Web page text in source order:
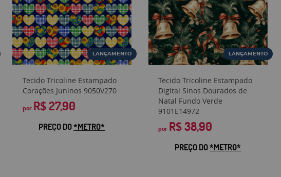
LANÇAMENTO
Tecido Tricoline Estampado
Corações Juninos 9050V270
por R$ 27,90
PREÇO DO*METRO*
LANÇAMENTO
Tecido Tricoline Estampado
Digital Sinos Dourados de
Natal Fundo Verde
9101E14972
por R$ 38,90
PREÇO DO*METRO*